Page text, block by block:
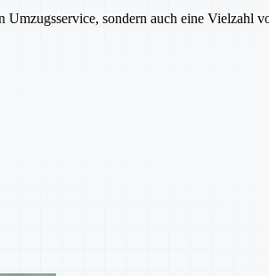
sondern auch eine Vielzahl